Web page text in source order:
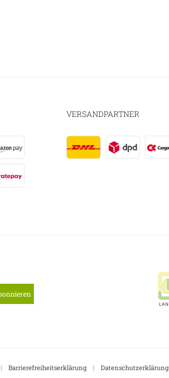
VERSANDPARTNER
| Barrierefreiheitserklärung | Datenschutzerklärung